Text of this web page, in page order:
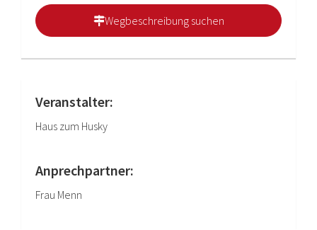
Wegbeschreibung suchen
Veranstalter:
Haus zum Husky
Anprechpartner:
Frau Menn